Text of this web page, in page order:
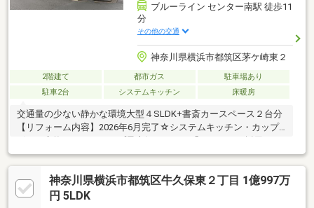
ブルーライン センター南駅 徒歩11
分
その他の交通
神奈川県横浜市都筑区茅ケ崎東２
2階建て 都市ガス
駐車場あり
駐車2台
システムキッチン 床暖房
交通量の少ない静かな環境大型４SLDK+書斎カースペース２台分
【リフォーム内容】2026年6月完了☆システムキッチン・カップ
ボード交換 （クリナップ最上級クラスの「セントロ」採用）
☆システムバス交換 ☆１Ｆ、２Ｆ洗面化粧台交換☆２Ｆトイレ
交換 ☆和室畳・襖紙交換☆壁・天井クロス貼替 ☆トイレ・洗
面ＣＦ貼替 ☆玄関ドア交換 ☆外壁塗装 ☆屋根塗装☆鉄部塗
装 ☆ポスト新設 ☆ダウンライト交換 ☆ルームクリーニン
神奈川県横浜市都筑区牛久保東２丁目 1億997万
円 5LDK